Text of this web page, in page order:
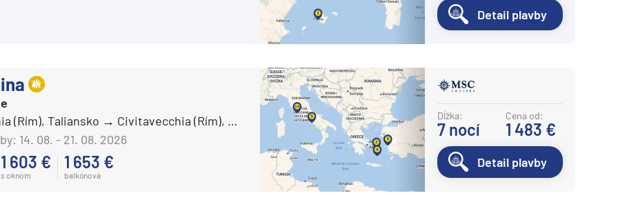
Carnival Horizon
Detail plavby
(Rím), Taliansko
Civitavecchia (Rím), Taliansko
14. 08. - 21. 08. 2026
1 603 €
s oknom
1 653 €
balkónová
Dĺžka:
7 nocí
Cena od:
1 483 €
Detail plavby